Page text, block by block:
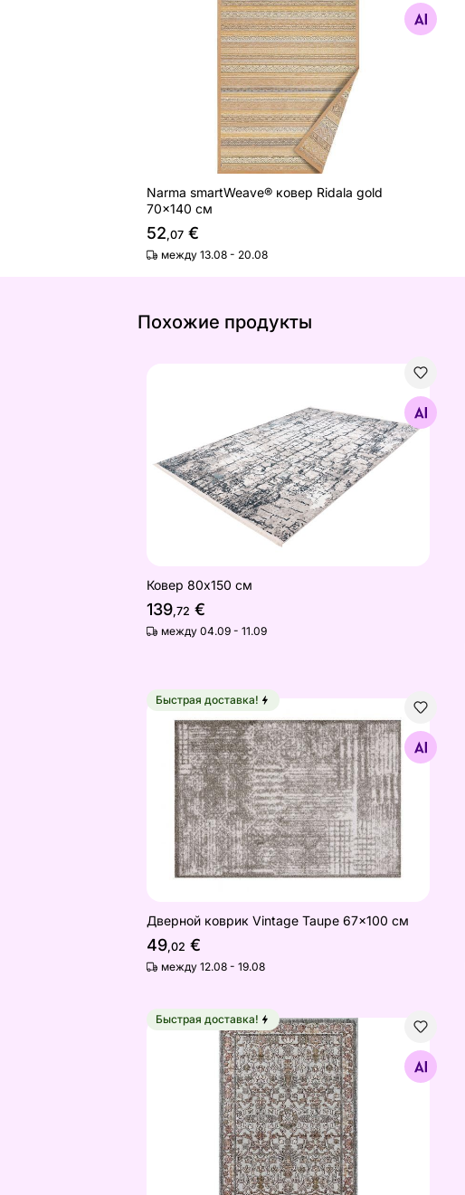
Найдите похожие
Narma smartWeave® ковер Ridala gold
70x140 см
52,07 €
между 13.08 - 20.08
Похожие продукты
Найдите похожие
Ковер 80x150 см
139,72 €
между 04.09 - 11.09
Дверной коврик Vintage Taupe 67x100 см
Найдите похожие
Быстрая доставка!
Дверной коврик Vintage Taupe 67x100 см
49,02 €
между 12.08 - 19.08
Ковер Narma silkyWay Lulu grey 80x125 см
Найдите похожие
Быстрая доставка!